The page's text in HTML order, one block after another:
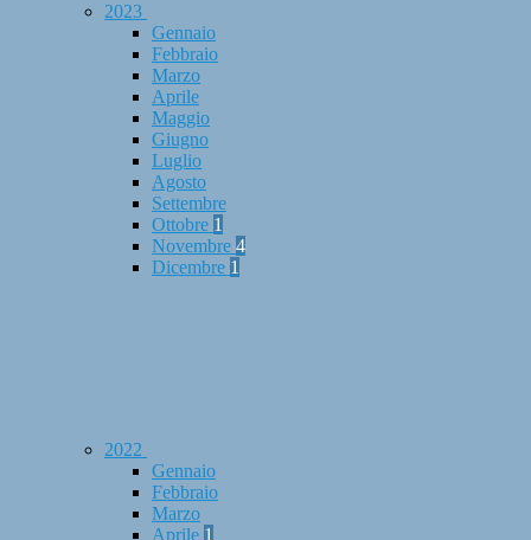
2023
Gennaio
Febbraio
Marzo
Aprile
Maggio
Giugno
Luglio
Agosto
Settembre
Ottobre 1
Novembre 4
Dicembre 1
2022
Gennaio
Febbraio
Marzo
Aprile 1